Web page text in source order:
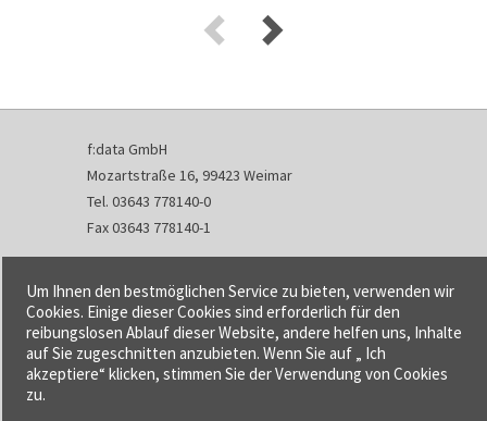
f:data GmbH
Mozartstraße 16, 99423 Weimar
Tel. 03643 778140-0
Fax 03643 778140-1
info@fdata.de
Kontakt
Impressum
Datenschutzerklärung
Urheberrecht und Haftung
Um Ihnen den bestmöglichen Service zu bieten, verwenden wir
Cookies. Einige dieser Cookies sind erforderlich für den
reibungslosen Ablauf dieser Website, andere helfen uns, Inhalte
auf Sie zugeschnitten anzubieten. Wenn Sie auf „ Ich
akzeptiere“ klicken, stimmen Sie der Verwendung von Cookies
zu.